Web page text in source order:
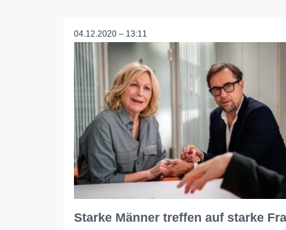
04.12.2020 – 13:11
Starke Männer treffen auf starke